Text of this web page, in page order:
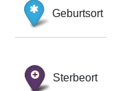
Geburtsort
Sterbeort